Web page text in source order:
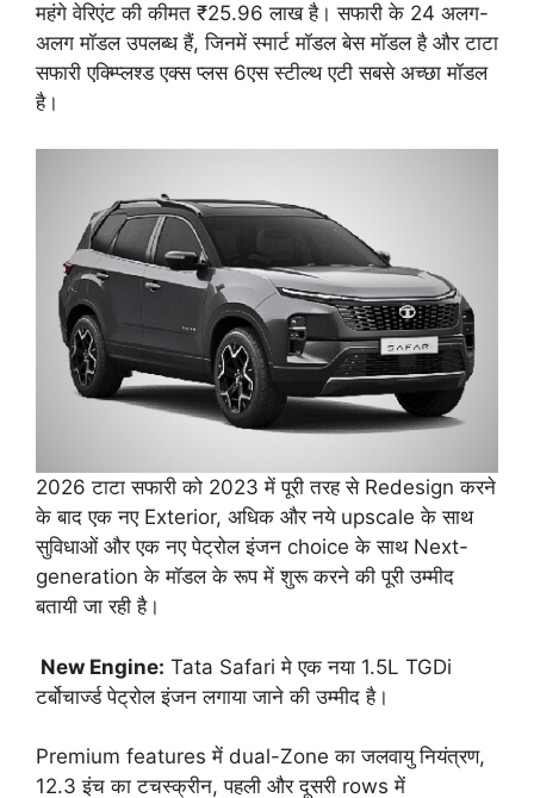
महंगे वेरिएंट की कीमत ₹25.96 लाख है। सफारी के 24 अलग-
अलग मॉडल उपलब्ध हैं, जिनमें स्मार्ट मॉडल बेस मॉडल है और टाटा
सफारी एक्म्प्लिश्ड एक्स प्लस 6एस स्टील्थ एटी सबसे अच्छा मॉडल
है।
2026 टाटा सफारी को 2023 में पूरी तरह से Redesign करने
के बाद एक नए Exterior, अधिक और नये upscale के साथ
सुविधाओं और एक नए पेट्रोल इंजन choice के साथ Next-
generation के मॉडल के रूप में शुरू करने की पूरी उम्मीद
बतायी जा रही है।
New Engine: Tata Safari मे एक नया 1.5L TGDi
टर्बोचार्ज्ड पेट्रोल इंजन लगाया जाने की उम्मीद है।
Premium features में dual-Zone का जलवायु नियंत्रण,
12.3 इंच का टचस्क्रीन, पहली और दूसरी rows में